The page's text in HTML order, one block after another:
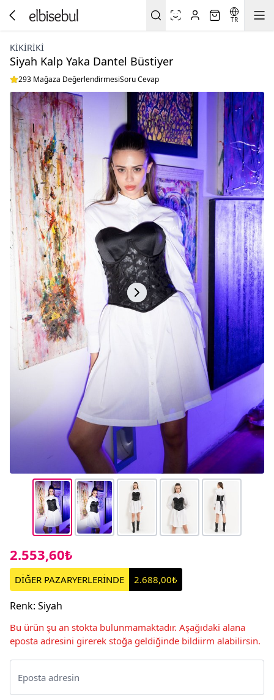
TR
KIKIRIKI
Siyah Kalp Yaka Dantel Büstiyer
293 Mağaza DeğerlendirmesiSoru Cevap
2.553,60₺
DİĞER PAZARYERLERİNDE 2.688,00₺
Renk: Siyah
Bu ürün şu an stokta bulunmamaktadır. Aşağıdaki alana
eposta adresini girerek stoğa geldiğinde bildiirm alabilirsin.